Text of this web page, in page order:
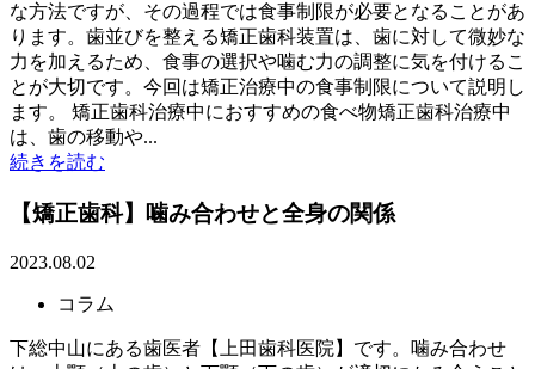
な方法ですが、その過程では食事制限が必要となることがあ
ります。歯並びを整える矯正歯科装置は、歯に対して微妙な
力を加えるため、食事の選択や噛む力の調整に気を付けるこ
とが大切です。今回は矯正治療中の食事制限について説明し
ます。 矯正歯科治療中におすすめの食べ物矯正歯科治療中
は、歯の移動や...
続きを読む
【矯正歯科】噛み合わせと全身の関係
2023.08.02
コラム
下総中山にある歯医者【上田歯科医院】です。噛み合わせ